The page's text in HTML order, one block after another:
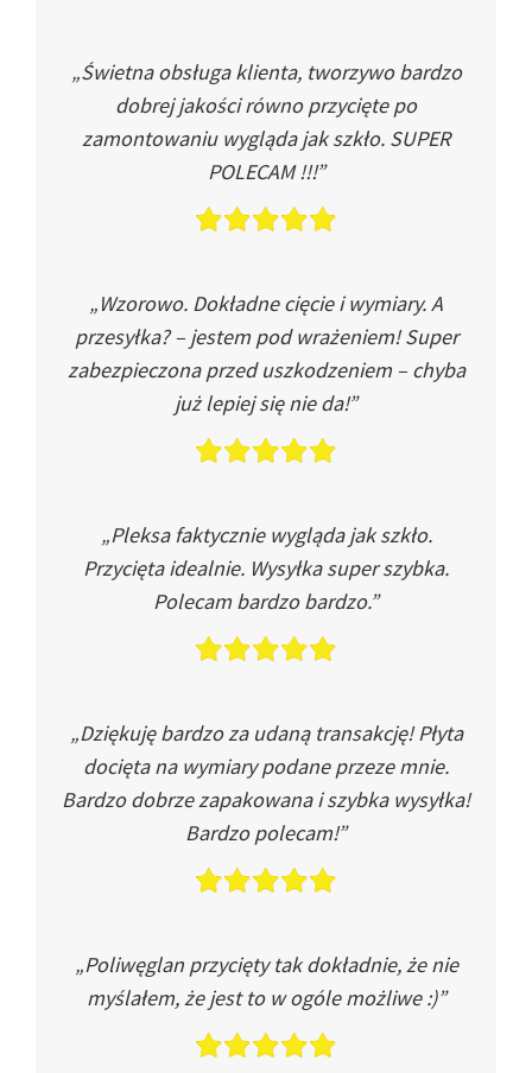
„Świetna obsługa klienta, tworzywo bardzo
dobrej jakości równo przycięte po
zamontowaniu wygląda jak szkło. SUPER
POLECAM !!!”
„Wzorowo. Dokładne cięcie i wymiary. A
przesyłka? – jestem pod wrażeniem! Super
zabezpieczona przed uszkodzeniem – chyba
już lepiej się nie da!”
„Pleksa faktycznie wygląda jak szkło.
Przycięta idealnie. Wysyłka super szybka.
Polecam bardzo bardzo.”
„Dziękuję bardzo za udaną transakcję! Płyta
docięta na wymiary podane przeze mnie.
Bardzo dobrze zapakowana i szybka wysyłka!
Bardzo polecam!”
„Poliwęglan przycięty tak dokładnie, że nie
myślałem, że jest to w ogóle możliwe :)”